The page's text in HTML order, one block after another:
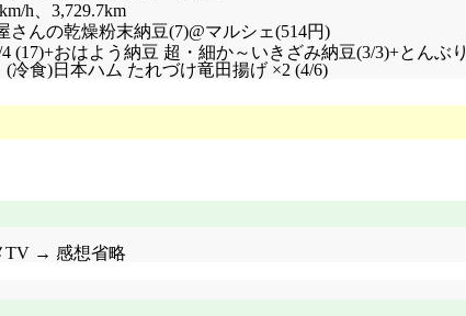
h、3,729.7km
んの乾燥粉末納豆(7)@マルシェ(514円)
(17)+おはよう納豆 超・細か～いきざみ納豆(3/3)+とん
冷食)日本ハム たれづけ竜田揚げ ×2 (4/6)
TV → 感想省略